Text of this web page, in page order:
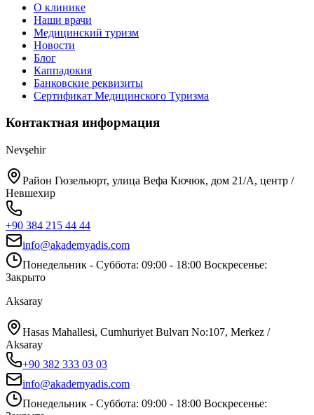
О клинике
Наши врачи
Медицинский туризм
Новости
Блог
Каппадокия
Банковские реквизиты
Сертификат Медицинского Туризма
Контактная информация
Nevşehir
Район Гюзельюрт, улица Вефа Кючюк, дом 21/A, центр /
Невшехир
+90 384 215 44 44
info@akademyadis.com
Понедельник - Суббота: 09:00 - 18:00 Воскресенье:
Закрыто
Aksaray
Hasas Mahallesi, Cumhuriyet Bulvarı No:107, Merkez /
Aksaray
+90 382 333 03 03
info@akademyadis.com
Понедельник - Суббота: 09:00 - 18:00 Воскресенье: